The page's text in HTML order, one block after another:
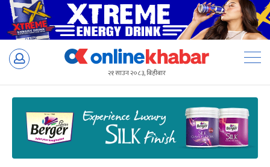
Skip
२१ साउन २०८३, बिहीबार